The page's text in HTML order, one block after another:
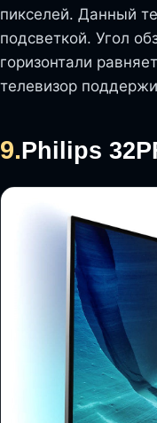
пикселей. Данный
подсветкой. Угол
горизонтали
телевизор
9.Philips